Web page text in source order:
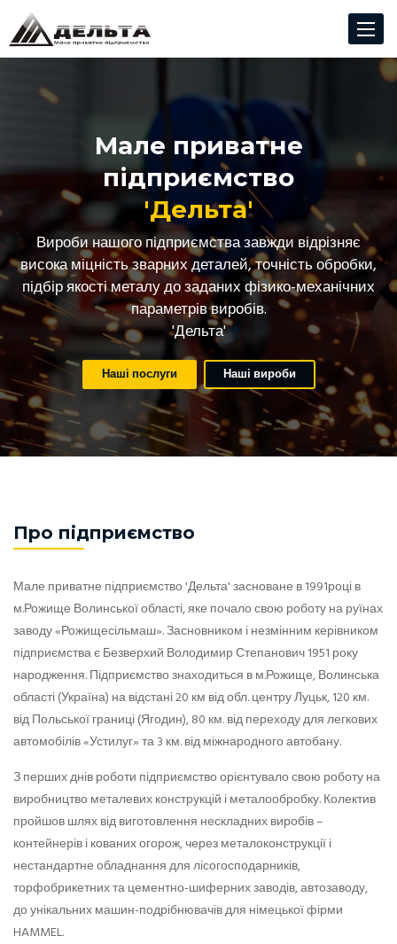
Toggle
Мале приватне
підприємство
'Дельта'
Вироби нашого підприємства завжди відрізняє
висока міцність зварних деталей, точність обробки,
підбір якості металу до заданих фізико-механічних
параметрів виробів.
'Дельта'
Наші послуги Наші вироби
Про підприємство
Мале приватне підприємство 'Дельта' засноване в 1991році в
м.Рожище Волинської області, яке почало свою роботу на руїнах
заводу «Рожищесільмаш». Засновником і незмінним керівником
підприємства є Безверхий Володимир Степанович 1951 року
народження. Підприємство знаходиться в м.Рожище, Волинська
області (Україна) на відстані 20 км від обл. центру Луцьк, 120 км.
від Польської границі (Ягодин), 80 км. від переходу для легкових
автомобілів «Устилуг» та 3 км. від міжнародного автобану.
З перших днів роботи підприємство орієнтувало свою роботу на
виробництво металевих конструкцій і металообробку. Колектив
пройшов шлях від виготовлення нескладних виробів –
контейнерів і кованих огорож, через металоконструкції і
нестандартне обладнання для лісогосподарників,
торфобрикетних та цементно-шиферних заводів, автозаводу,
до унікальних машин-подрібнювачів для німецької фірми
HAMMEL.